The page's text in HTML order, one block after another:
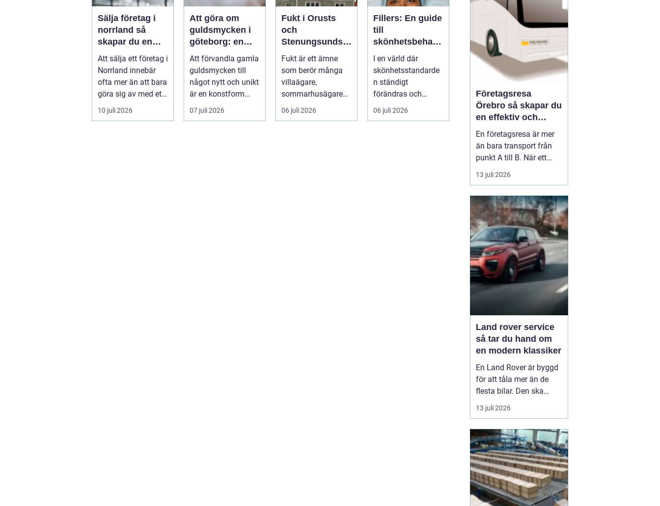
Sälja företag i
norrland så
skapar du en
trygg affär från
start till mål
Att sälja ett företag i
Norrland innebär
ofta mer än att bara
göra sig av med ett
bolag. För många
ä...
10 juli 2026
Att göra om
guldsmycken i
göteborg: en
konst att förnya
det gamla
Att förvandla gamla
guldsmycken till
något nytt och unikt
är en konstform
som kombinerar
traditionel...
07 juli 2026
Fukt i Orusts
och
Stenungsunds
hus: Så
upptäcker och
åtgärdar du
problemet
Fukt är ett ämne
som berör många
villaägare,
sommarhusägare
och bosta...
06 juli 2026
Fillers: En guide
till
skönhetsbehand
lingar i
Stockholm
I en värld där
skönhetsstandarde
n ständigt
förändras och
utvecklingen ...
06 juli 2026
ofta en...
Företagsresa
Örebro så skapar du
en effektiv och
minnesvärd resa
En företagsresa är mer
än bara transport från
punkt A till B. När ett
företag planerar en resa
för medarbetare eller
att bygga relationer,
stärka varumärket och
använda tiden på resan
på ett klokt sätt. När
startpunkten är Örebr...
13 juli 2026
Land rover service
så tar du hand om
en modern klassiker
En Land Rover är byggd
för att tåla mer än de
flesta bilar. Den ska
klara motorväg,
stadstrafik, grusvägar
Samtidigt är den full av
avancerad teknik, från
fyrhjulsdrift och
luftfjädring till moderna
säkerhetssystem. För att
bi...
13 juli 2026